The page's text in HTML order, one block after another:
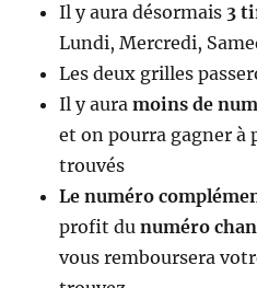
Il y aura désormais 3
Lundi, Mercredi,
Les deux grilles
Il y auramoins de
et on pourra gagner à
trouvés
Le numéro
profit dunuméro
vous remboursera